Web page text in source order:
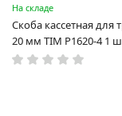
На складе
Скоба кассетная для
20 мм TIM P1620-4 1